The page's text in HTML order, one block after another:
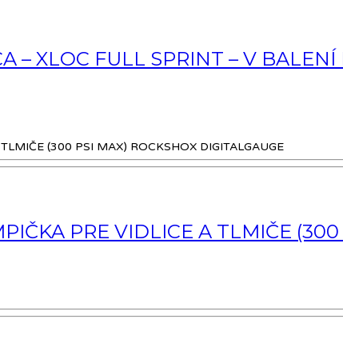
– XLOC FULL SPRINT – V
PRE VIDLICE A TLMIČE